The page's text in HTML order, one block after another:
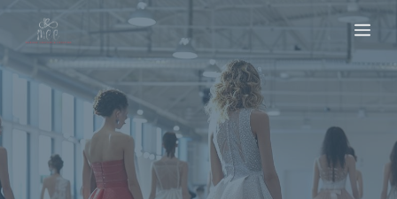
contenu